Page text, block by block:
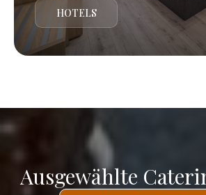
HOTELS
Ausgewählte